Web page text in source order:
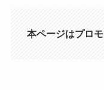
本ページはプロ